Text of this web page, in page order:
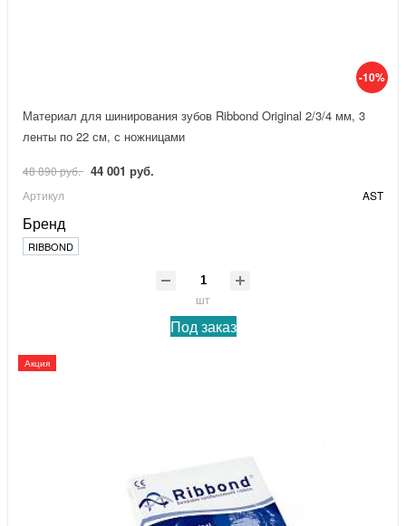
-10%
Материал для шинирования зубов Ribbond Original 2/3/4 мм, 3
ленты по 22 см, с ножницами
48 890 руб. 44 001 руб.
Артикул AST
Бренд
RIBBOND
шт
Под заказ
Акция